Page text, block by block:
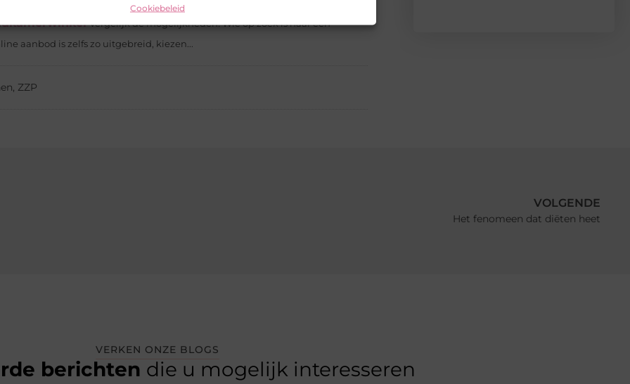
Cookiebeleid
Vergelijk de mogelijkheden! Wie op zoek is naar een
aanbod is zelfs zo uitgebreid, kiezen...
, ZZP
VOLGENDE
Het fenomeen dat diëten heet
VERKEN ONZE BLOGS
berichten die u mogelijk interesseren